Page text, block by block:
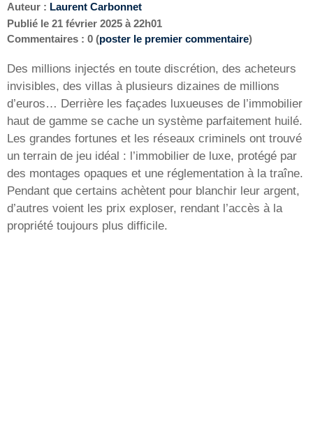
Auteur : Laurent Carbonnet
Publié le 21 février 2025 à 22h01
Commentaires : 0 (poster le premier commentaire)
Des millions injectés en toute discrétion, des acheteurs
invisibles, des villas à plusieurs dizaines de millions
d’euros… Derrière les façades luxueuses de l’immobilier
haut de gamme se cache un système parfaitement huilé.
Les grandes fortunes et les réseaux criminels ont trouvé
un terrain de jeu idéal : l’immobilier de luxe, protégé par
des montages opaques et une réglementation à la traîne.
Pendant que certains achètent pour blanchir leur argent,
d’autres voient les prix exploser, rendant l’accès à la
propriété toujours plus difficile.